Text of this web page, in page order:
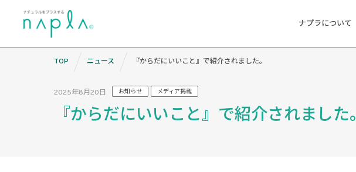
ナプラについて
2025年8月20日 お知らせ メディア掲載
『からだにいいこと』で紹介されました。
TOP ニュース 『からだにいいこと』で紹介されました。